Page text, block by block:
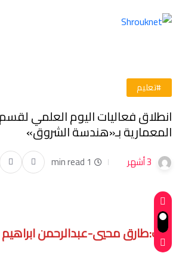
#تعليم
انطلاق فعاليات اليوم العلمي
المعمارية بـ«هندسة الشروق»
3 أشهر 1 min read
كتب:طارق محيي-عبدالرحمن ابراهيم